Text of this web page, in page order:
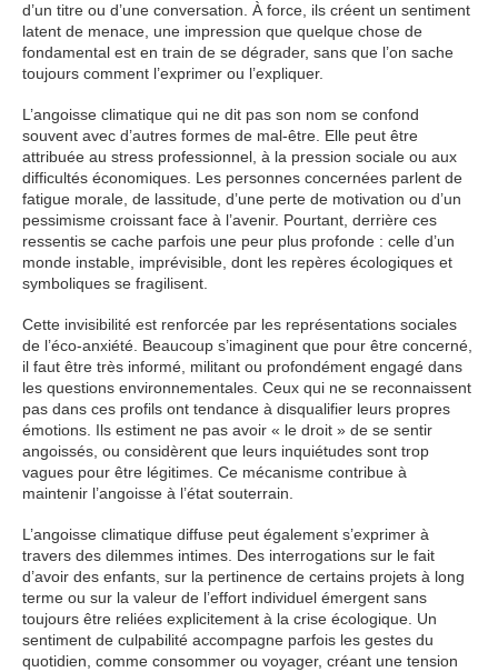
d’un titre ou d’une conversation. À force, ils créent un sentiment
latent de menace, une impression que quelque chose de
fondamental est en train de se dégrader, sans que l’on sache
toujours comment l’exprimer ou l’expliquer.
L’angoisse climatique qui ne dit pas son nom se confond
souvent avec d’autres formes de mal-être. Elle peut être
attribuée au stress professionnel, à la pression sociale ou aux
difficultés économiques. Les personnes concernées parlent de
fatigue morale, de lassitude, d’une perte de motivation ou d’un
pessimisme croissant face à l’avenir. Pourtant, derrière ces
ressentis se cache parfois une peur plus profonde : celle d’un
monde instable, imprévisible, dont les repères écologiques et
symboliques se fragilisent.
Cette invisibilité est renforcée par les représentations sociales
de l’éco-anxiété. Beaucoup s’imaginent que pour être concerné,
il faut être très informé, militant ou profondément engagé dans
les questions environnementales. Ceux qui ne se reconnaissent
pas dans ces profils ont tendance à disqualifier leurs propres
émotions. Ils estiment ne pas avoir « le droit » de se sentir
angoissés, ou considèrent que leurs inquiétudes sont trop
vagues pour être légitimes. Ce mécanisme contribue à
maintenir l’angoisse à l’état souterrain.
L’angoisse climatique diffuse peut également s’exprimer à
travers des dilemmes intimes. Des interrogations sur le fait
d’avoir des enfants, sur la pertinence de certains projets à long
terme ou sur la valeur de l’effort individuel émergent sans
toujours être reliées explicitement à la crise écologique. Un
sentiment de culpabilité accompagne parfois les gestes du
quotidien, comme consommer ou voyager, créant une tension